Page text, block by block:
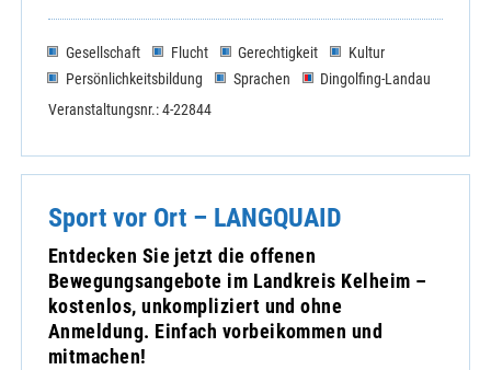
Gesellschaft Flucht Gerechtigkeit
Kultur
Persönlichkeitsbildung
Sprachen
Dingolfing-Landau
Veranstaltungsnr.: 4-22844
Sport vor Ort – LANGQUAID
Entdecken Sie jetzt die offenen
Bewegungsangebote im Landkreis Kelheim –
kostenlos, unkompliziert und ohne
Anmeldung. Einfach vorbeikommen und
mitmachen!